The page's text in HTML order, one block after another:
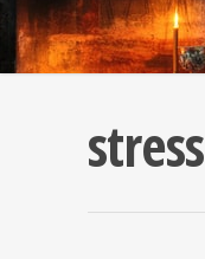
stress